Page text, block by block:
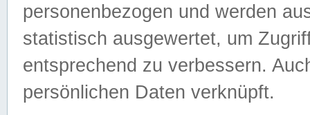
personenbezogen und werden
statistisch ausgewertet, um
entsprechend zu verbessern.
persönlichen Daten verknüpft.